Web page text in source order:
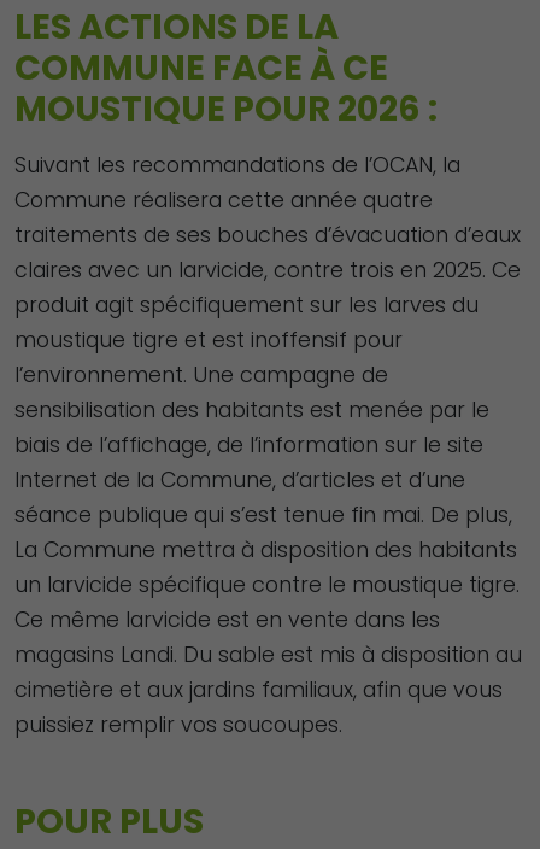
LES ACTIONS DE LA
COMMUNE FACE À CE
MOUSTIQUE POUR 2026 :
Suivant les recommandations de l’OCAN, la
Commune réalisera cette année quatre
traitements de ses bouches d’évacuation d’eaux
claires avec un larvicide, contre trois en 2025. Ce
produit agit spécifiquement sur les larves du
moustique tigre et est inoffensif pour
l’environnement. Une campagne de
sensibilisation des habitants est menée par le
biais de l’affichage, de l’information sur le site
Internet de la Commune, d’articles et d’une
séance publique qui s’est tenue fin mai. De plus,
La Commune mettra à disposition des habitants
un larvicide spécifique contre le moustique tigre.
Ce même larvicide est en vente dans les
magasins Landi. Du sable est mis à disposition au
cimetière et aux jardins familiaux, afin que vous
puissiez remplir vos soucoupes.
POUR PLUS